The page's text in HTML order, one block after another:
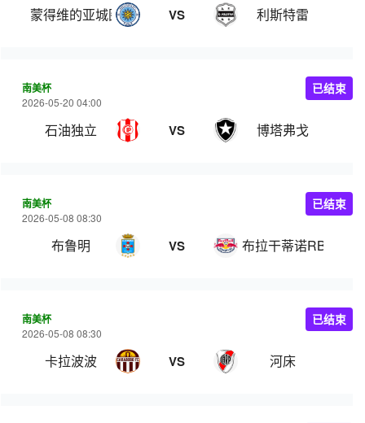
蒙得维的亚城图尔克 VS 利斯特雷
南美杯
2026-05-20 04:00
石油独立 VS 博塔弗戈
已结束
南美杯
2026-05-08 08:30
布鲁明 VS 布拉干蒂诺RB
已结束
南美杯
2026-05-08 08:30
卡拉波波 VS 河床
已结束